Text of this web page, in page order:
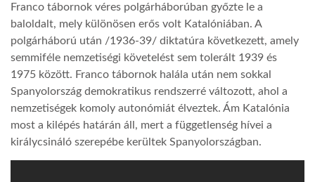
GLOBOZSARU
DOBRAVERO.HU
LATIMO.HU
GLOBOBOOK
Franco tábornok véres polgárháborúban győzte le a
baloldalt, mely különösen erős volt Katalóniában. A
polgárháború után /1936-39/ diktatúra következett, amely
semmiféle nemzetiségi követelést sem tolerált 1939 és
1975 között. Franco tábornok halála után nem sokkal
Spanyolország demokratikus rendszerré változott, ahol a
nemzetiségek komoly autonómiát élveztek. Ám Katalónia
most a kilépés határán áll, mert a függetlenség hívei a
királycsináló szerepébe kerültek Spanyolországban.